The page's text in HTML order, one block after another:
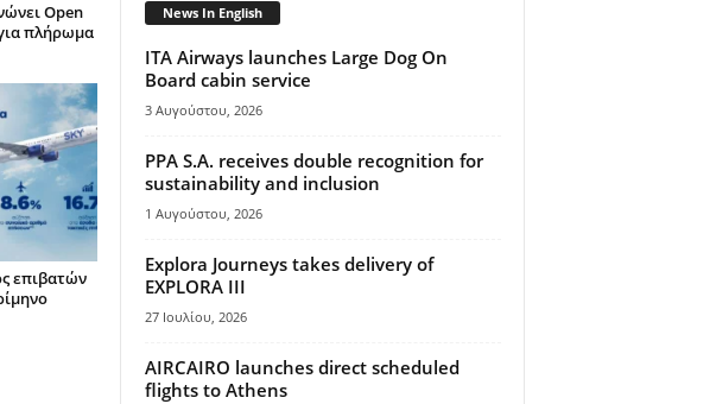
Open
πλήρωμα
επιβατών
News In English
ITA Airways launches Large Dog On
Board cabin service
3 Αυγούστου, 2026
PPA S.A. receives double recognition for
sustainability and inclusion
1 Αυγούστου, 2026
Explora Journeys takes delivery of
EXPLORA III
27 Ιουλίου, 2026
AIRCAIRO launches direct scheduled
flights to Athens